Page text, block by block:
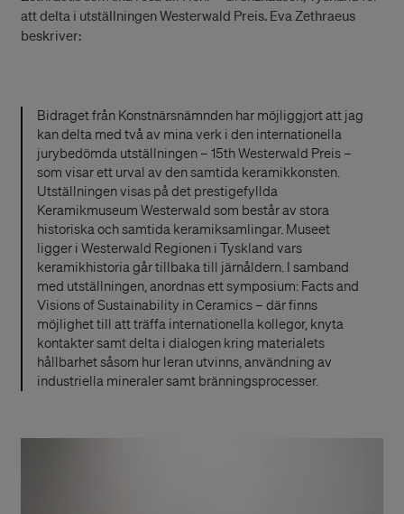
att delta i utställningen Westerwald Preis. Eva Zethraeus
beskriver:
Bidraget från Konstnärsnämnden har möjliggjort att jag
kan delta med två av mina verk i den internationella
jurybedömda utställningen – 15th Westerwald Preis –
som visar ett urval av den samtida keramikkonsten.
Utställningen visas på det prestigefyllda
Keramikmuseum Westerwald som består av stora
historiska och samtida keramiksamlingar. Museet
ligger i Westerwald Regionen i Tyskland vars
keramikhistoria går tillbaka till järnåldern. I samband
med utställningen, anordnas ett symposium: Facts and
Visions of Sustainability in Ceramics – där finns
möjlighet till att träffa internationella kollegor, knyta
kontakter samt delta i dialogen kring materialets
hållbarhet såsom hur leran utvinns, användning av
industriella mineraler samt bränningsprocesser.